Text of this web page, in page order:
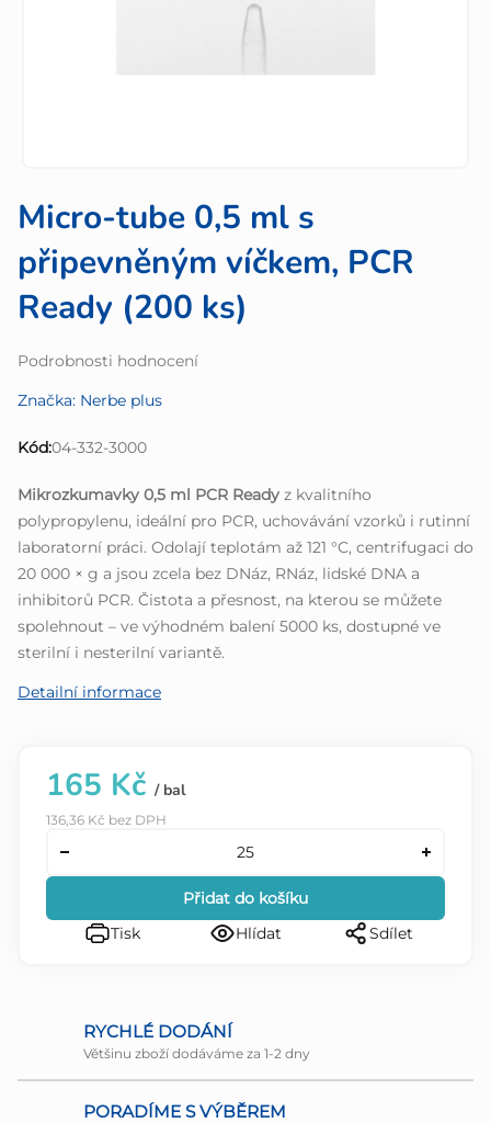
Micro-tube 0,5 ml s
připevněným víčkem, PCR
Ready (200 ks)
Průměrné
produktu
0,0
hvězdiček.
Podrobnosti hodnocení
Značka: Nerbe plus
Kód:04-332-3000
Mikrozkumavky 0,5 ml PCR Ready z kvalitního
polypropylenu, ideální pro PCR, uchovávání vzorků i rutinní
laboratorní práci. Odolají teplotám až 121 °C, centrifugaci do
20 000 × g a jsou zcela bez DNáz, RNáz, lidské DNA a
inhibitorů PCR. Čistota a přesnost, na kterou se můžete
spolehnout – ve výhodném balení 5000 ks, dostupné ve
sterilní i nesterilní variantě.
Detailní informace
165 Kč / bal
136,36 Kč bez DPH
Přidat do košíku
Tisk
Hlídat Sdílet
RYCHLÉ DODÁNÍ
Většinu zboží dodáváme za 1-2 dny
PORADÍME S VÝBĚREM